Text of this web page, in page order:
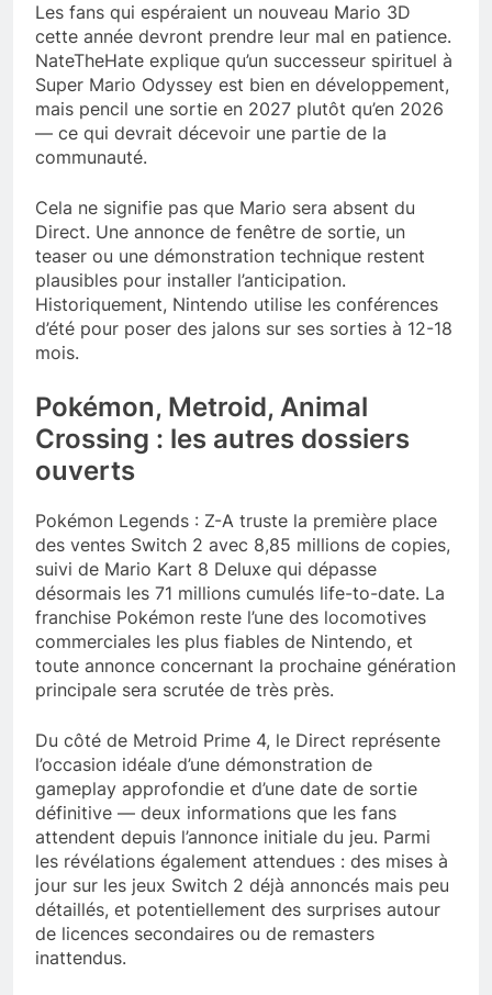
Les fans qui espéraient un nouveau Mario 3D
cette année devront prendre leur mal en patience.
NateTheHate explique qu’un successeur spirituel à
Super Mario Odyssey est bien en développement,
mais pencil une sortie en 2027 plutôt qu’en 2026
— ce qui devrait décevoir une partie de la
communauté.
Cela ne signifie pas que Mario sera absent du
Direct. Une annonce de fenêtre de sortie, un
teaser ou une démonstration technique restent
plausibles pour installer l’anticipation.
Historiquement, Nintendo utilise les conférences
d’été pour poser des jalons sur ses sorties à 12-18
mois.
Pokémon, Metroid, Animal
Crossing : les autres dossiers
ouverts
Pokémon Legends : Z-A truste la première place
des ventes Switch 2 avec 8,85 millions de copies,
suivi de Mario Kart 8 Deluxe qui dépasse
désormais les 71 millions cumulés life-to-date. La
franchise Pokémon reste l’une des locomotives
commerciales les plus fiables de Nintendo, et
toute annonce concernant la prochaine génération
principale sera scrutée de très près.
Du côté de Metroid Prime 4, le Direct représente
l’occasion idéale d’une démonstration de
gameplay approfondie et d’une date de sortie
définitive — deux informations que les fans
attendent depuis l’annonce initiale du jeu. Parmi
les révélations également attendues : des mises à
jour sur les jeux Switch 2 déjà annoncés mais peu
détaillés, et potentiellement des surprises autour
de licences secondaires ou de remasters
inattendus.